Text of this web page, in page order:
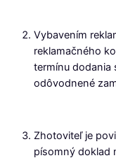
Vybavením
reklamačného
termínu dodania
odôvodnené
Zhotoviteľ je
písomný doklad